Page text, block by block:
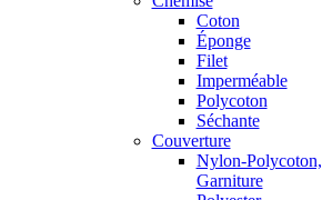
Coton
Éponge
Filet
Imperméable
Polycoton
Séchante
Couverture
Nylon-Polycoton,
Garniture